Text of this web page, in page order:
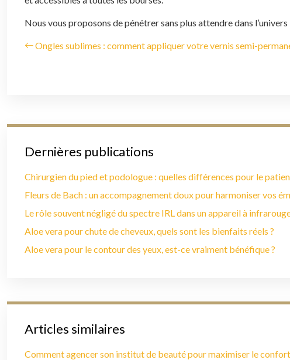
Nous vous proposons de pénétrer sans plus attendre dans
Ongles sublimes : comment appliquer votre vernis semi-
Dernières publications
Chirurgien du pied et podologue : quelles différences pour le
Fleurs de Bach : un accompagnement doux pour harmoniser vos
Le rôle souvent négligé du spectre IRL dans un appareil à
Aloe vera pour chute de cheveux, quels sont les bienfaits réels ?
Aloe vera pour le contour des yeux, est-ce vraiment bénéfique ?
Articles similaires
Comment agencer son institut de beauté pour maximiser le confort